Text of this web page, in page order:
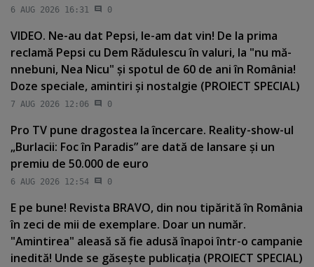
6 AUG 2026 16:31 0
VIDEO. Ne-au dat Pepsi, le-am dat vin! De la prima
reclamă Pepsi cu Dem Rădulescu în valuri, la "nu mă-
nnebuni, Nea Nicu" şi spotul de 60 de ani în România!
Doze speciale, amintiri şi nostalgie (PROIECT SPECIAL)
7 AUG 2026 12:06 0
Pro TV pune dragostea la încercare. Reality-show-ul
„Burlacii: Foc în Paradis” are dată de lansare şi un
premiu de 50.000 de euro
6 AUG 2026 12:54 0
E pe bune! Revista BRAVO, din nou tipărită în România
în zeci de mii de exemplare. Doar un număr.
"Amintirea" aleasă să fie adusă înapoi într-o campanie
inedită! Unde se găseşte publicaţia (PROIECT SPECIAL)